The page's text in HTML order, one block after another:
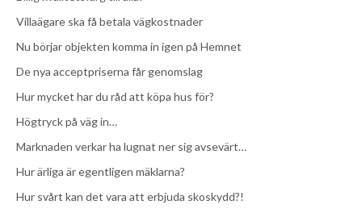
Villaägare ska få betala vägkostnader
Nu börjar objekten komma in igen på Hemnet
De nya acceptpriserna får genomslag
Hur mycket har du råd att köpa hus för?
Högtryck på väg in…
Marknaden verkar ha lugnat ner sig avsevärt…
Hur ärliga är egentligen mäklarna?
Hur svårt kan det vara att erbjuda skoskydd?!